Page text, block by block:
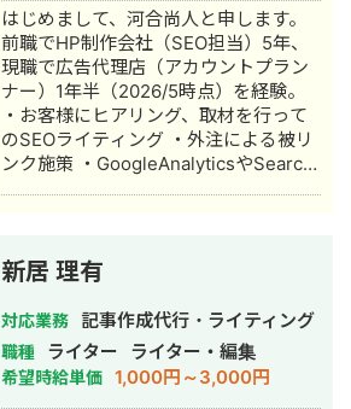
はじめまして、河合尚人と申します。
前職でHP制作会社（SEO担当）5年、
現職で広告代理店（アカウントプラン
ナー）1年半（2026/5時点）を経験。
・お客様にヒアリング、取材を行って
のSEOライティング ・外注による被リ
ンク施策 ・GoogleAnalyticsやSearch
集 ・構造化マークアップの設置 などで
の経験があり、実際にお問い合わせの
発生にもつながったことがあります。
主に中小企業の建設系のお客様のサイ
トを対策させていただいておりまし
た。実際にお話を伺っての対策が重要
新居 理有
対応業務 記事作成代行・ライティング
職種 ライター ライター・編集
希望時給単価 1,000円～3,000円